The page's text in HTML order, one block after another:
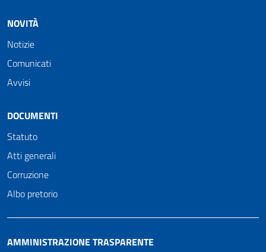
NOVITÀ
Notizie
Comunicati
Avvisi
DOCUMENTI
Statuto
Atti generali
Corruzione
Albo pretorio
AMMINISTRAZIONE TRASPARENTE